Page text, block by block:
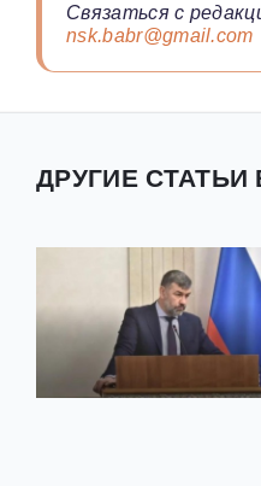
Связаться с
nsk.babr@gmail.com
ДРУГИЕ